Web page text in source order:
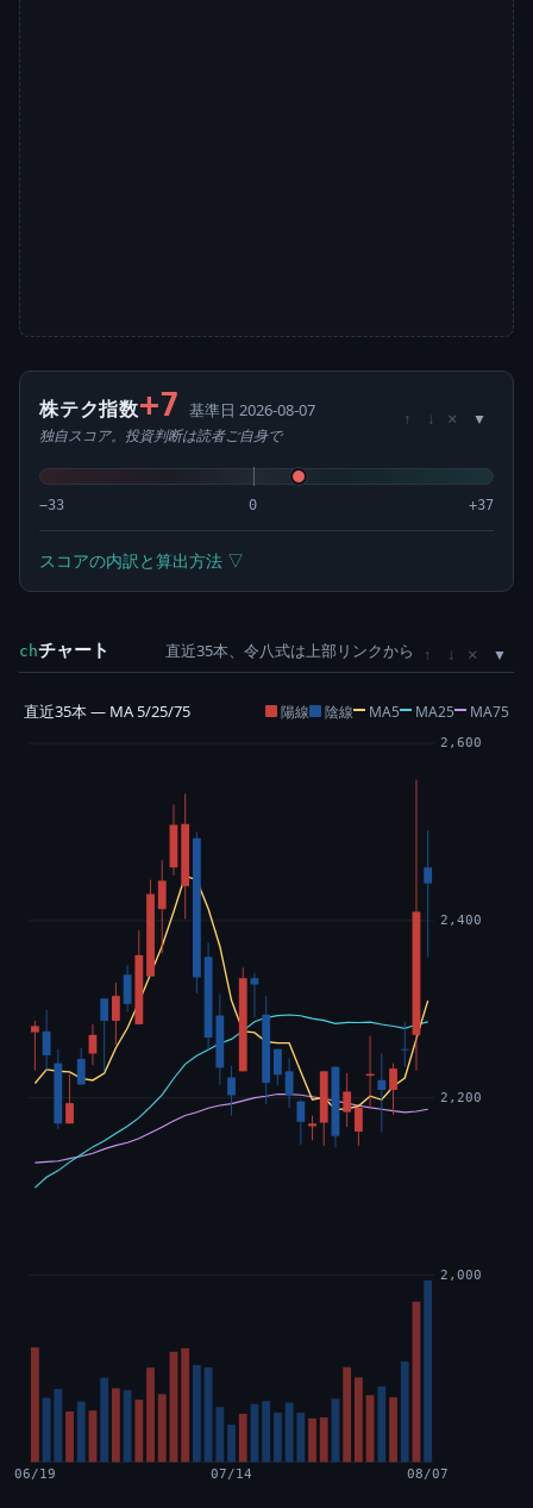
株テク指数+7 基準日 2026-08-07
独自スコア。投資判断は読者ご自身で
↑ ↓ ×
−33 0 +37
スコアの内訳と算出方法 ▽
chチャート 直近35本、令八式は上部リンクから ↑ ↓ ×
直近35本 — MA 5/25/75 陽線 陰線 MA5 MA25 MA75
2,000
2,200
2,400
2,600
06/19 07/14 08/07